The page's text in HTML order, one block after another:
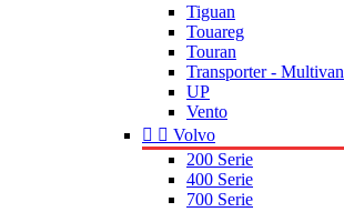
Tiguan
Touareg
Touran
Transporter - Multivan
UP
Vento
  Volvo
200 Serie
400 Serie
700 Serie